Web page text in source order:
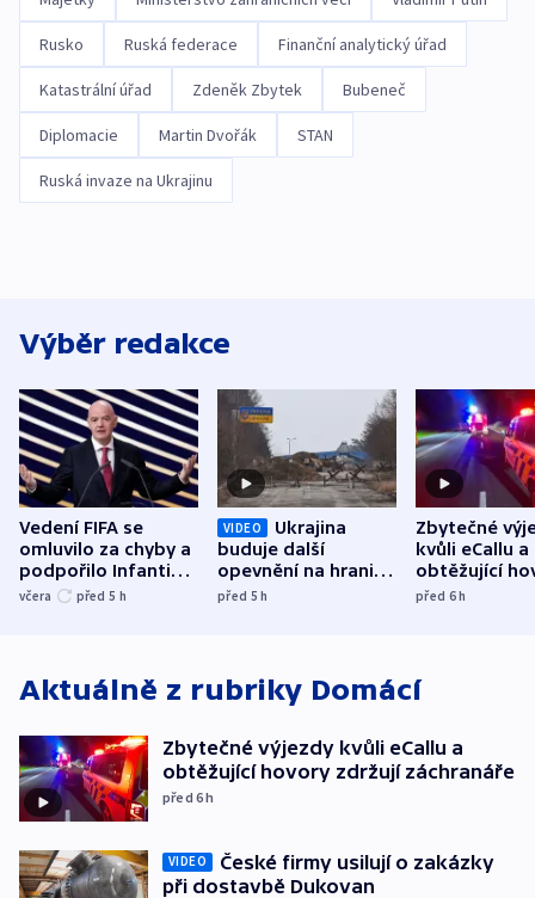
Rusko Ruská federace Finanční analytický úřad
Katastrální úřad Zdeněk Zbytek Bubeneč
Diplomacie Martin Dvořák STAN
Ruská invaze na Ukrajinu
Výběr redakce
Vedení FIFA se
omluvilo za chyby a
podpořilo Infantina.
UEFA trvá na
včera před 5 h
VIDEO
Ukrajina
buduje další
opevnění na hranici
s Běloruskem
před 5h
Zbytečné
kvůli eCallu a
obtěžující
zdržují
před 6h
Aktuálně z rubriky Domácí
Zbytečné výjezdy kvůli eCallu a
obtěžující hovory zdržují záchranáře
před 6h
VIDEO
České firmy usilují o zakázky
při dostavbě Dukovan